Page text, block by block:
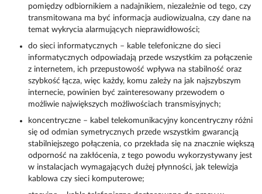
pomiędzy odbiornikiem a nadajnikiem, niezależnie od tego, czy
transmitowana ma być informacja audiowizualna, czy dane na
temat wykrycia alarmujących nieprawidłowości;
do sieci informatycznych – kable telefoniczne do sieci
informatycznych odpowiadają przede wszystkim za połączenie
z internetem, ich przepustowość wpływa na stabilność oraz
szybkość łącza, więc każdy, komu zależy na jak najszybszym
internecie, powinien być zainteresowany przewodem o
możliwie największych możliwościach transmisyjnych;
koncentryczne – kabel telekomunikacyjny koncentryczny różni
się od odmian symetrycznych przede wszystkim gwarancją
stabilniejszego połączenia, co przekłada się na znacznie większą
odporność na zakłócenia, z tego powodu wykorzystywany jest
w instalacjach wymagających dużej płynności, jak telewizja
kablowa czy sieci komputerowe;